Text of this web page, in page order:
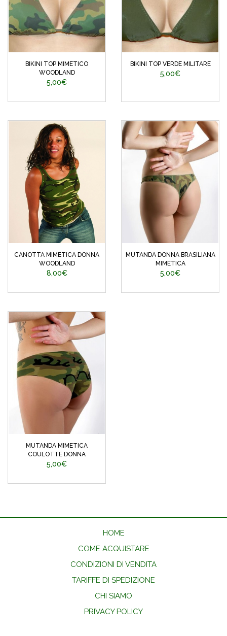
BIKINI TOP MIMETICO
WOODLAND
5,00€
BIKINI TOP VERDE MILITARE
5,00€
CANOTTA MIMETICA DONNA
WOODLAND
8,00€
MUTANDA DONNA BRASILIANA
MIMETICA
5,00€
MUTANDA MIMETICA
COULOTTE DONNA
5,00€
HOME
COME ACQUISTARE
CONDIZIONI DI VENDITA
TARIFFE DI SPEDIZIONE
CHI SIAMO
PRIVACY POLICY